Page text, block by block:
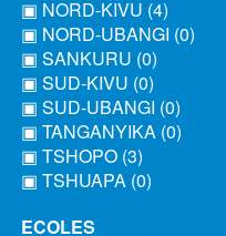
▣ NORD-KIVU (4)
▣ NORD-UBANGI (0)
▣ SANKURU (0)
▣ SUD-KIVU (0)
▣ SUD-UBANGI (0)
▣ TANGANYIKA (0)
▣ TSHOPO (3)
▣ TSHUAPA (0)
ECOLES